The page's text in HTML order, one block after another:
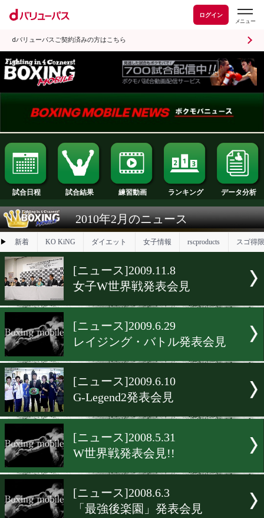
ログイン
dバリューパスご契約済みの方はこちら
試合日程 試合結果 練習動画 ランキング
2010年2月のニュース
KO KiNG ダイエット 女子情報
[ニュース]2009.11.8
女子W世界戦発表会見
[ニュース]2009.6.29
[ニュース]2009.6.10
G-Legend2発表会見